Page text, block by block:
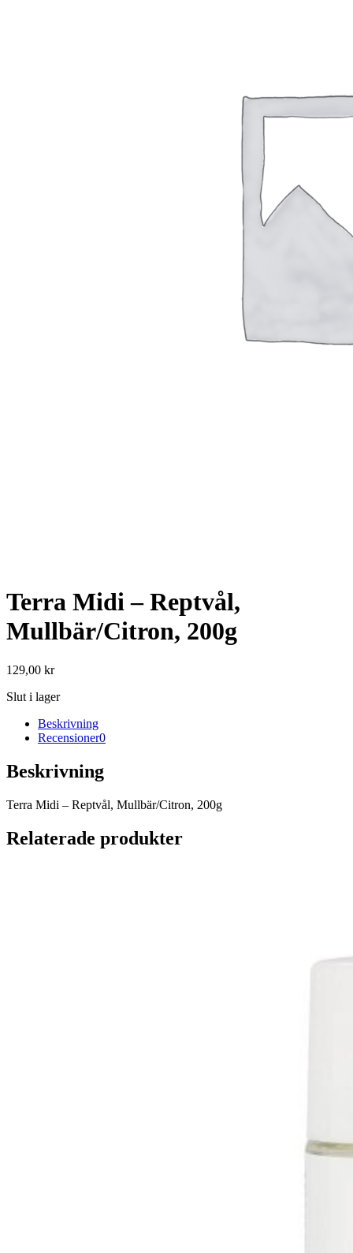
Terra Midi – Reptvål,
Mullbär/Citron, 200g
129,00 kr
Slut i lager
Beskrivning
Recensioner0
Beskrivning
Terra Midi – Reptvål, Mullbär/Citron, 200g
Relaterade produkter